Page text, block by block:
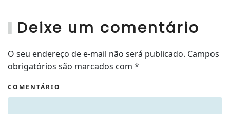
Deixe um comentário
O seu endereço de e-mail não será publicado. Campos
obrigatórios são marcados com *
COMENTÁRIO